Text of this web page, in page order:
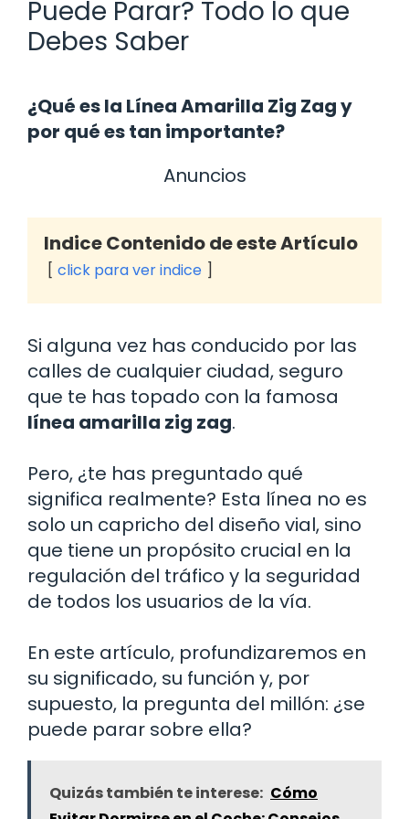
Puede Parar? Todo lo que
Debes Saber
¿Qué es la Línea Amarilla Zig Zag y
por qué es tan importante?
Anuncios
Indice Contenido de este Artículo
click para ver indice
Si alguna vez has conducido por las
calles de cualquier ciudad, seguro
que te has topado con la famosa
línea amarilla zig zag.
Pero, ¿te has preguntado qué
significa realmente? Esta línea no es
solo un capricho del diseño vial, sino
que tiene un propósito crucial en la
regulación del tráfico y la seguridad
de todos los usuarios de la vía.
En este artículo, profundizaremos en
su significado, su función y, por
supuesto, la pregunta del millón: ¿se
puede parar sobre ella?
Quizás también te interese: Cómo